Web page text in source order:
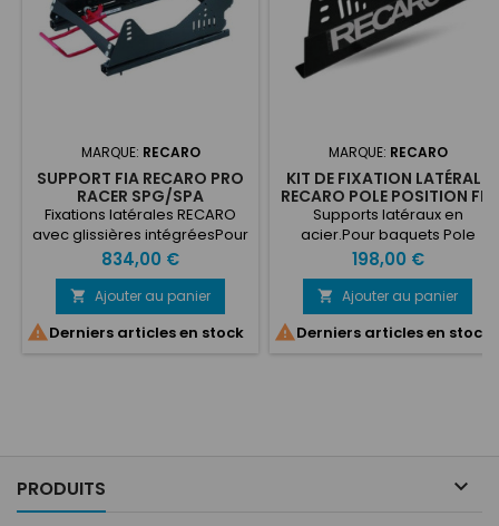
MARQUE: RECARO
SUPPORT FIA RECARO PRO
RACER SPG/SPA
Fixations latérales RECARO
avec glissières intégréesPour
sièges Pro Racer SPG /
SPA.Idéal pour les courses
nécessitant des
changements de
pilote.Permet également un
Prix
834,00 €
 Ajouter au panier
Derniers articles en stock
MARQUE: RECARO
KIT DE FIXATION LATÉRALE
RECARO POLE POSITION FIA
Supports latéraux en
acier.Pour baquets Pole
Position FIA - N.G.Poids : 3,1
kg.Homologué FIA.
Prix
198,00 €
 Ajouter au panier
Derniers articles en stock
PRODUITS 